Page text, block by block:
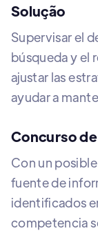
Solução
Supervisar el
búsqueda y el
ajustar las
ayudar a
Concurso
Con un
fuente de
identificados
competencia